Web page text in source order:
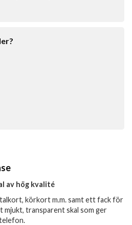
av hög kvalité
körkort m.m. samt ett fack för
transparent skal som ger